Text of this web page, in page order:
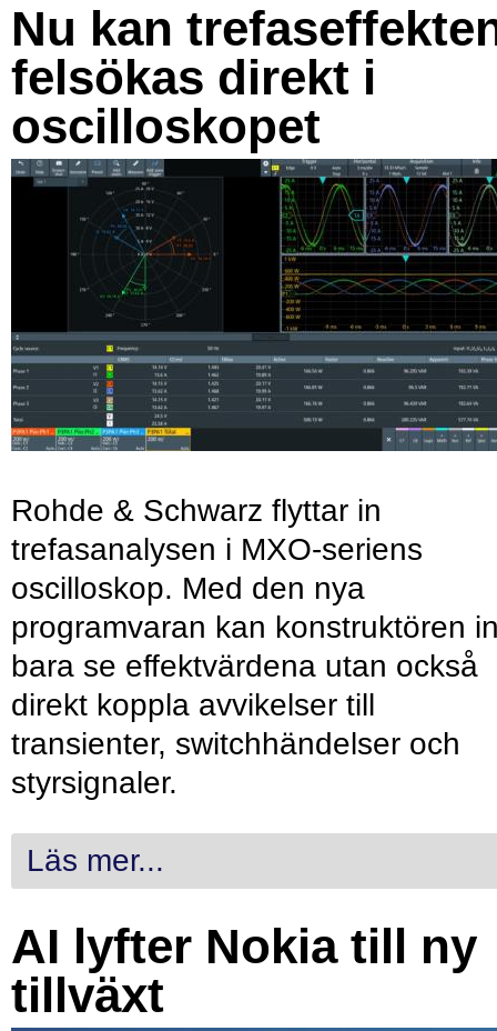
Nu kan
felsökas direkt i
oscilloskopet
Rohde & Schwarz flyttar in
trefasanalysen i MXO-seriens
oscilloskop. Med den nya
programvaran kan konstruktören
bara se effektvärdena utan också
direkt koppla avvikelser till
transienter, switchhändelser och
styrsignaler.
Läs mer...
AI lyfter Nokia till ny
tillväxt